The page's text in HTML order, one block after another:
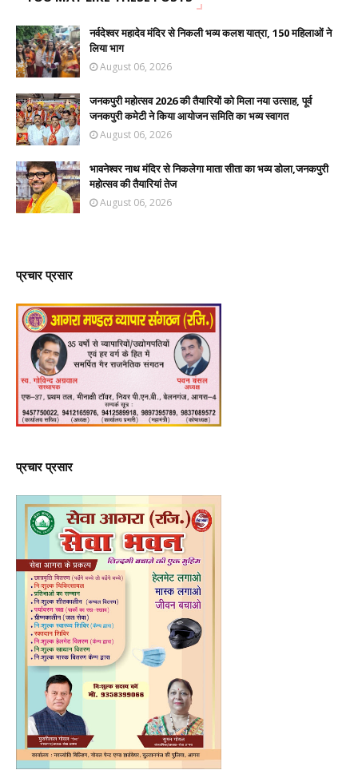
नर्वदेश्वर महादेव मंदिर से निकली भव्य कलश यात्रा, 150 महिलाओं ने
लिया भाग
August 06, 2026
जनकपुरी महोत्सव 2026 की तैयारियों को मिला नया उत्साह, पूर्व
जनकपुरी कमेटी ने किया आयोजन समिति का भव्य स्वागत
August 06, 2026
भावनेश्वर नाथ मंदिर से निकलेगा माता सीता का भव्य डोला,जनकपुरी
महोत्सव की तैयारियां तेज
August 06, 2026
प्रचार प्रसार
प्रचार प्रसार